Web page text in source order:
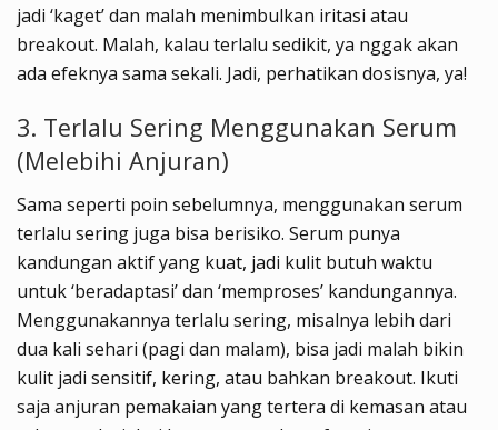
jadi ‘kaget’ dan malah menimbulkan iritasi atau
breakout. Malah, kalau terlalu sedikit, ya nggak akan
ada efeknya sama sekali. Jadi, perhatikan dosisnya, ya!
3. Terlalu Sering Menggunakan Serum
(Melebihi Anjuran)
Sama seperti poin sebelumnya, menggunakan serum
terlalu sering juga bisa berisiko. Serum punya
kandungan aktif yang kuat, jadi kulit butuh waktu
untuk ‘beradaptasi’ dan ‘memproses’ kandungannya.
Menggunakannya terlalu sering, misalnya lebih dari
dua kali sehari (pagi dan malam), bisa jadi malah bikin
kulit jadi sensitif, kering, atau bahkan breakout. Ikuti
saja anjuran pemakaian yang tertera di kemasan atau